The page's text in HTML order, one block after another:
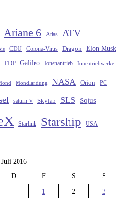
Ariane 6 Atlas ATV
CDU Corona-Virus Dragon Elon Musk
FDP Galileo Ionenantrieb Ionentriebwerke
Mondlandung NASA Orion PC
saturn V Skylab SLS Sojus
Starlink Starship USA
Juli 2016
D F S S
1 2 3